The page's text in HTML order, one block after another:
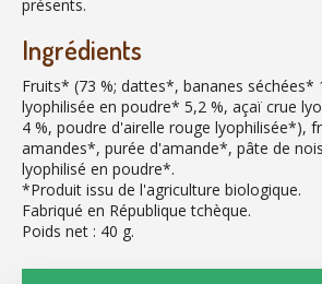
présents.
Ingrédients
Fruits* (73 %; dattes*, bananes séchées*
lyophilisée en poudre* 5,2 %, açaï crue
4 %, poudre d'airelle rouge lyophilisée*),
amandes*, purée d'amande*, pâte de
lyophilisé en poudre*.
*Produit issu de l'agriculture biologique.
Fabriqué en République tchèque.
Poids net : 40 g.